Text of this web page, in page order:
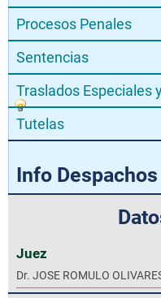
Procesos Penales
Sentencias
Traslados Especiales
Tutelas
Info Despachos
Juez
Dr. JOSE ROMULO